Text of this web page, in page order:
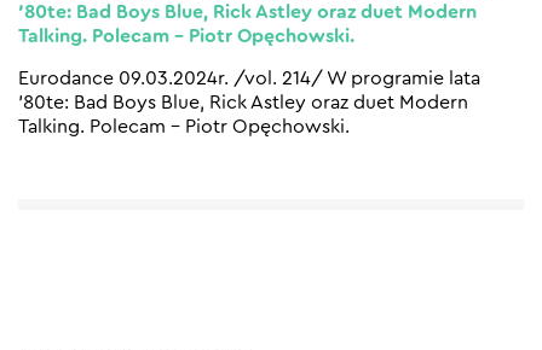
’80te: Bad Boys Blue, Rick Astley oraz duet Modern
Talking. Polecam – Piotr Opęchowski.
Eurodance 09.03.2024r. /vol. 214/ W programie lata
’80te: Bad Boys Blue, Rick Astley oraz duet Modern
Talking. Polecam – Piotr Opęchowski.